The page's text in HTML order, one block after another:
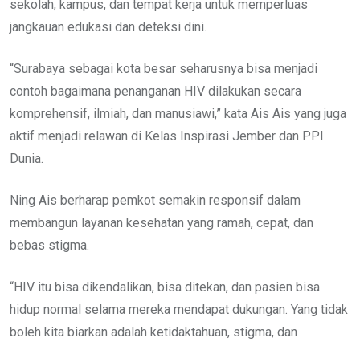
sekolah, kampus, dan tempat kerja untuk memperluas
jangkauan edukasi dan deteksi dini.
“Surabaya sebagai kota besar seharusnya bisa menjadi
contoh bagaimana penanganan HIV dilakukan secara
komprehensif, ilmiah, dan manusiawi,” kata Ais Ais yang juga
aktif menjadi relawan di Kelas Inspirasi Jember dan PPI
Dunia.
Ning Ais berharap pemkot semakin responsif dalam
membangun layanan kesehatan yang ramah, cepat, dan
bebas stigma.
“HIV itu bisa dikendalikan, bisa ditekan, dan pasien bisa
hidup normal selama mereka mendapat dukungan. Yang tidak
boleh kita biarkan adalah ketidaktahuan, stigma, dan